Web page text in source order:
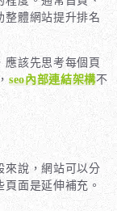
整體網站提升排名
應該先思考每個頁
seo內部連結架構不
來說，網站可以分
面是延伸補充。